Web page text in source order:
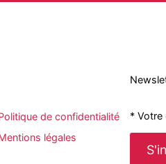
de confidentialité
légales
* Votre